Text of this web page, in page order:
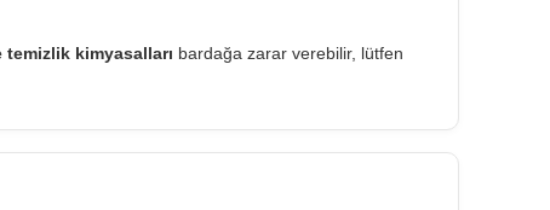
temizlik kimyasalları bardağa zarar verebilir, lütfen